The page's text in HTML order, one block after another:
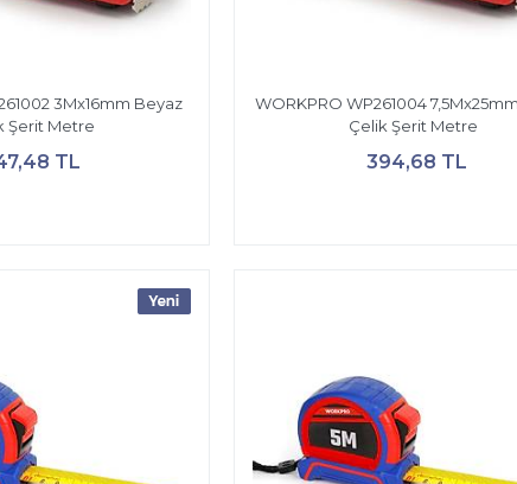
3Mx16mm Beyaz
Şerit Metre
TL
WORKPRO WP261004
Çelik Şerit Metre
394,68 TL